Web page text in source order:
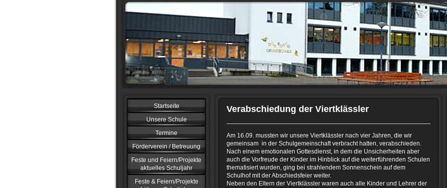
Startseite
Unsere Schule
Termine
Förderverein / Betreuung
Feste und Feiern/Projekte
aktuelles Schuljahr
Feste & Feiern/Projekte
Verabschiedung der Viertklässler
Am 16.09. mussten wir unsere Viertklässler nach vier Jahren, die wir
gemeinsam in der Schulgemeinschaft verbracht hatten, verabschieden.
Nach einem emotionalen Gottesdienst, in dem die Unsicherheiten aber
auch die Vorfreude der Kinder im Hinblick auf die weiterführenden Schulen
thematisiert wurden, ging bei strahlendem Sonnenschein auf dem
Schulhof mit der Abschiedsfeier weiter.
Neben den Eltern der Viertklässler waren auch alle Kinder und Lehrer der